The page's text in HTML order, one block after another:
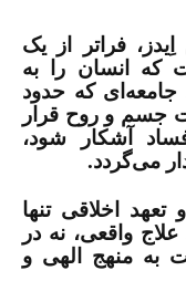
فراتر از یک
که انسان را به
که حدود
جسم و روح قرار
آشکار شود،
می‌گردد.
اخلاقی تنها
واقعی، نه در
به منهج الهی و